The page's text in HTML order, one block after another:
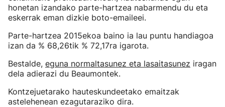
honetan izandako parte-hartzea nabarmendu du eta
eskerrak eman dizkie boto-emaileei.
Parte-hartzea 2015ekoa baino ia lau puntu handiagoa
izan da % 68,26tik % 72,17ra igarota.
Bestalde, eguna normaltasunez eta lasaitasunez iragan
dela adierazi du Beaumontek.
Kontzejuetarako hauteskundeetako emaitzak
astelehenean ezagutaraziko dira.